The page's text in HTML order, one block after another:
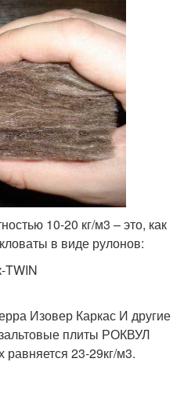
10-20 кг/м3 – это, как
в виде рулонов:
TWIN
Изовер Каркас И другие
плиты РОКВУЛ
равняется 23-29кг/м3.